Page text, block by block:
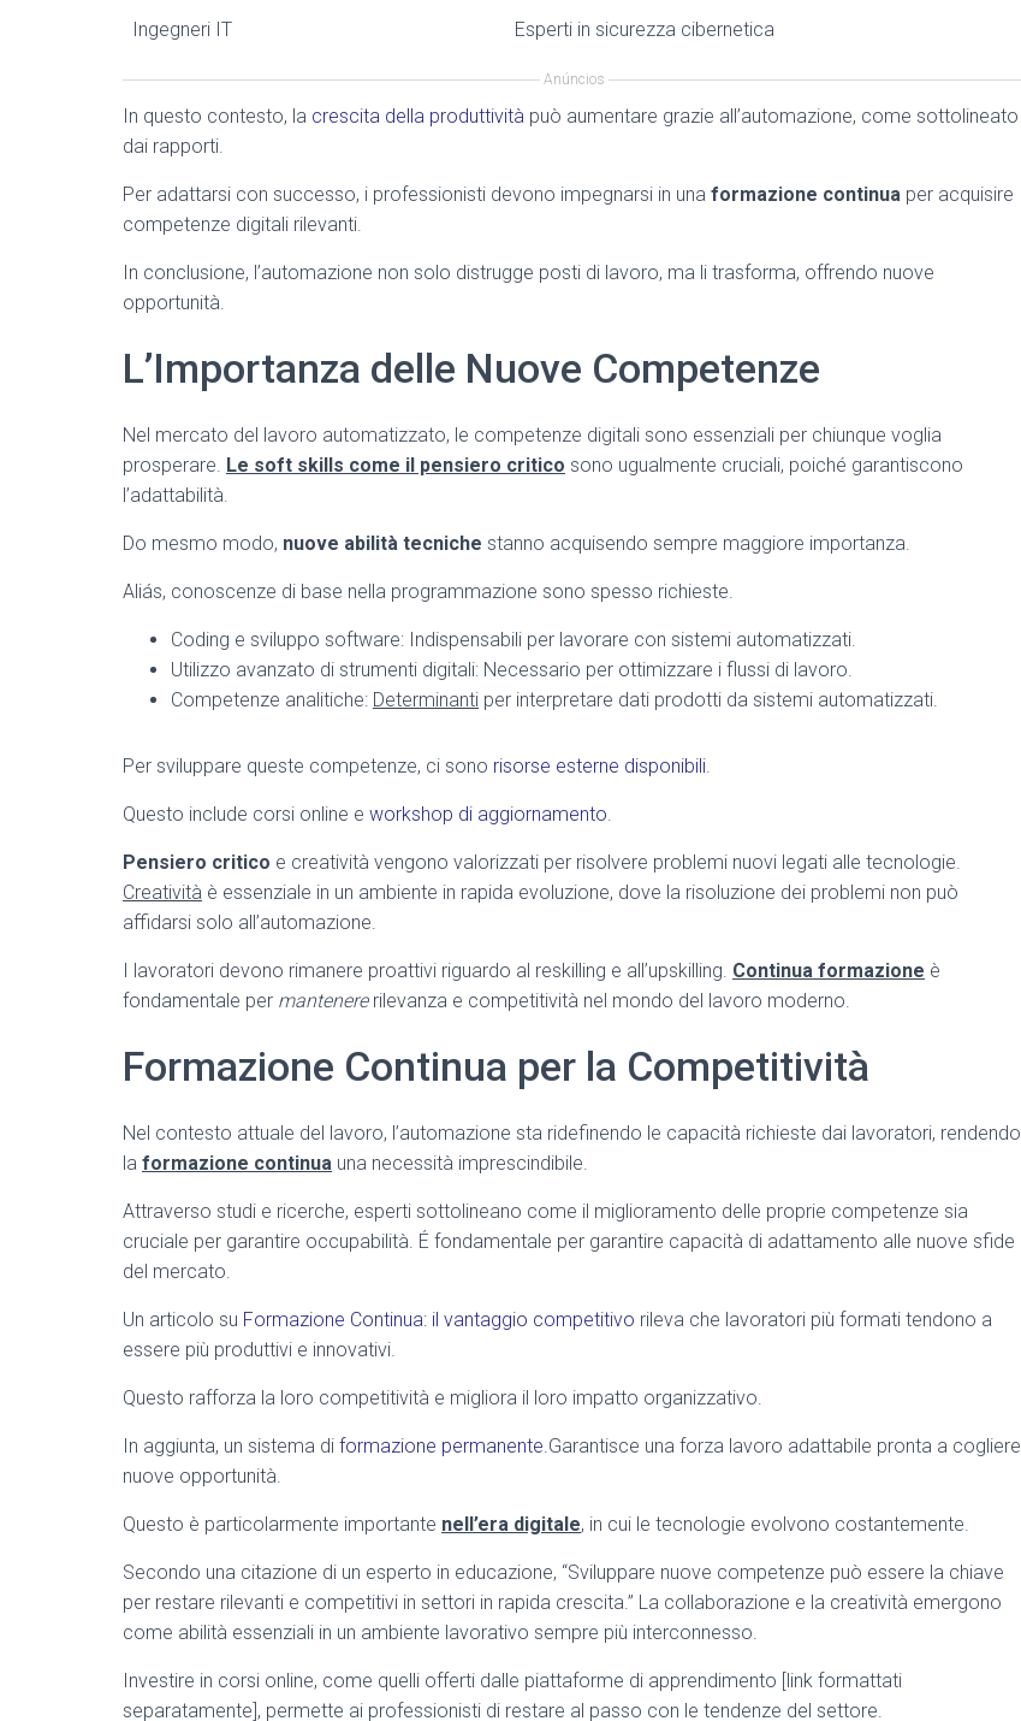
Ingegneri IT Esperti in sicurezza cibernetica
Anúncios
In questo contesto, la crescita della produttività può aumentare grazie all’automazione, come sottolineato
dai rapporti.
Per adattarsi con successo, i professionisti devono impegnarsi in una formazione continua per acquisire
competenze digitali rilevanti.
In conclusione, l’automazione non solo distrugge posti di lavoro, ma li trasforma, offrendo nuove
opportunità.
L’Importanza delle Nuove Competenze
Nel mercato del lavoro automatizzato, le competenze digitali sono essenziali per chiunque voglia
prosperare. Le soft skills come il pensiero critico sono ugualmente cruciali, poiché garantiscono
l’adattabilità.
Do mesmo modo, nuove abilità tecniche stanno acquisendo sempre maggiore importanza.
Aliás, conoscenze di base nella programmazione sono spesso richieste.
Coding e sviluppo software: Indispensabili per lavorare con sistemi automatizzati.
Utilizzo avanzato di strumenti digitali: Necessario per ottimizzare i flussi di lavoro.
Competenze analitiche: Determinanti per interpretare dati prodotti da sistemi automatizzati.
Per sviluppare queste competenze, ci sono risorse esterne disponibili.
Questo include corsi online e workshop di aggiornamento.
Pensiero critico e creatività vengono valorizzati per risolvere problemi nuovi legati alle tecnologie.
Creatività è essenziale in un ambiente in rapida evoluzione, dove la risoluzione dei problemi non può
affidarsi solo all’automazione.
I lavoratori devono rimanere proattivi riguardo al reskilling e all’upskilling. Continua formazione è
fondamentale per mantenererilevanza e competitività nel mondo del lavoro moderno.
Formazione Continua per la Competitività
Nel contesto attuale del lavoro, l’automazione sta ridefinendo le capacità richieste dai lavoratori, rendendo
la formazione continua una necessità imprescindibile.
Attraverso studi e ricerche, esperti sottolineano come il miglioramento delle proprie competenze sia
cruciale per garantire occupabilità. É fondamentale per garantire capacità di adattamento alle nuove sfide
del mercato.
Un articolo su Formazione Continua: il vantaggio competitivo rileva che lavoratori più formati tendono a
essere più produttivi e innovativi.
Questo rafforza la loro competitività e migliora il loro impatto organizzativo.
In aggiunta, un sistema di formazione permanente.Garantisce una forza lavoro adattabile pronta a cogliere
nuove opportunità.
Questo è particolarmente importante nell’era digitale, in cui le tecnologie evolvono costantemente.
Secondo una citazione di un esperto in educazione, “Sviluppare nuove competenze può essere la chiave
per restare rilevanti e competitivi in settori in rapida crescita.” La collaborazione e la creatività emergono
come abilità essenziali in un ambiente lavorativo sempre più interconnesso.
Investire in corsi online, come quelli offerti dalle piattaforme di apprendimento [link formattati
separatamente], permette ai professionisti di restare al passo con le tendenze del settore.